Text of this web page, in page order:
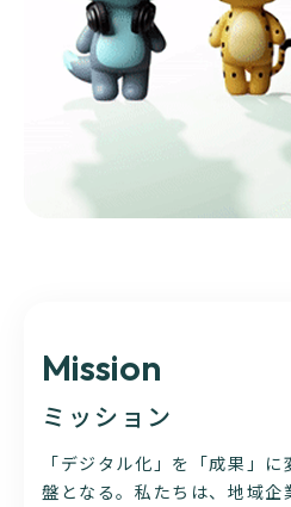
Mission
ミッション
「デジタル化」を「成果」
盤となる。私たちは、地域